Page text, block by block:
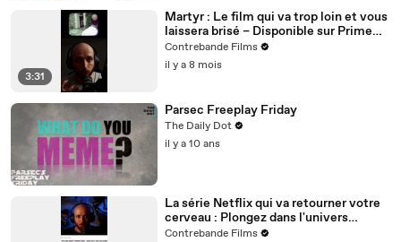
3:31
Martyr : Le film qui va trop loin et vous
laissera brisé – Disponible sur Prime
Video
Contrebande Films
il y a 8 mois
Parsec Freeplay Friday
The Daily Dot
il y a 10 ans
La série Netflix qui va retourner votre
cerveau : Plongez dans l'univers
complexe de DARK
Contrebande Films